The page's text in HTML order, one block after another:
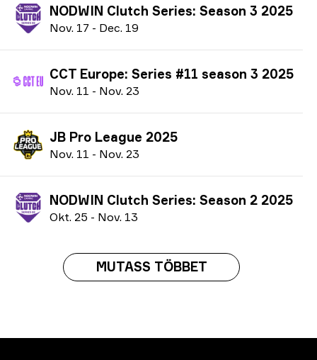
NODWIN Clutch Series: Season 3 2025
Nov. 17 - Dec. 19
CCT Europe: Series #11 season 3 2025
Nov. 11 - Nov. 23
JB Pro League 2025
Nov. 11 - Nov. 23
NODWIN Clutch Series: Season 2 2025
Okt. 25 - Nov. 13
MUTASS TÖBBET